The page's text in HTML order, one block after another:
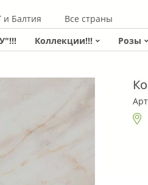
и Балтия
Все страны
Коллекции!!! Розы